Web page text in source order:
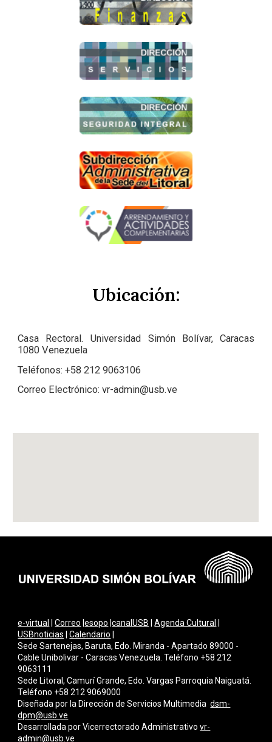
Ubicación:
Casa Rectoral. Universidad Simón Bolívar, Caracas
1080 Venezuela
Teléfonos: +58 212 9063106
Correo Electrónico:vr-admin@usb.ve
e-virtual |Correo |esopo |canalUSB |Agenda Cultural
USBnoticias |Calendario
Sede Sartenejas, Baruta, Edo. Miranda - Apartado 89000 -
Cable Unibolivar - Caracas Venezuela. Teléfono +58 212
9063111
Sede Litoral, Camurí Grande, Edo. Vargas Parroquia Naiguatá.
Teléfono +58 212 9069000
Diseñada por la Dirección de Servicios Multimediadsm-
dpm@usb.ve
Desarrollada porVicerrectorado Administrativovr-
admin@usb.ve